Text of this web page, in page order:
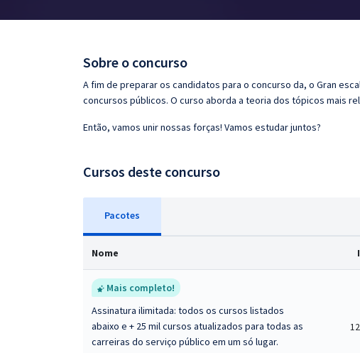
Conteúdo gratuito
Sobre o concurso
A fim de preparar os candidatos para o concurso da, o Gran
concursos públicos. O curso aborda a teoria dos tópicos mais
Então, vamos unir nossas forças! Vamos estudar juntos?
Cursos deste concurso
Pacotes
Nome
Mais completo!
Assinatura ilimitada: todos os cursos listados
abaixo e + 25 mil cursos atualizados para todas as
carreiras do serviço público em um só lugar.